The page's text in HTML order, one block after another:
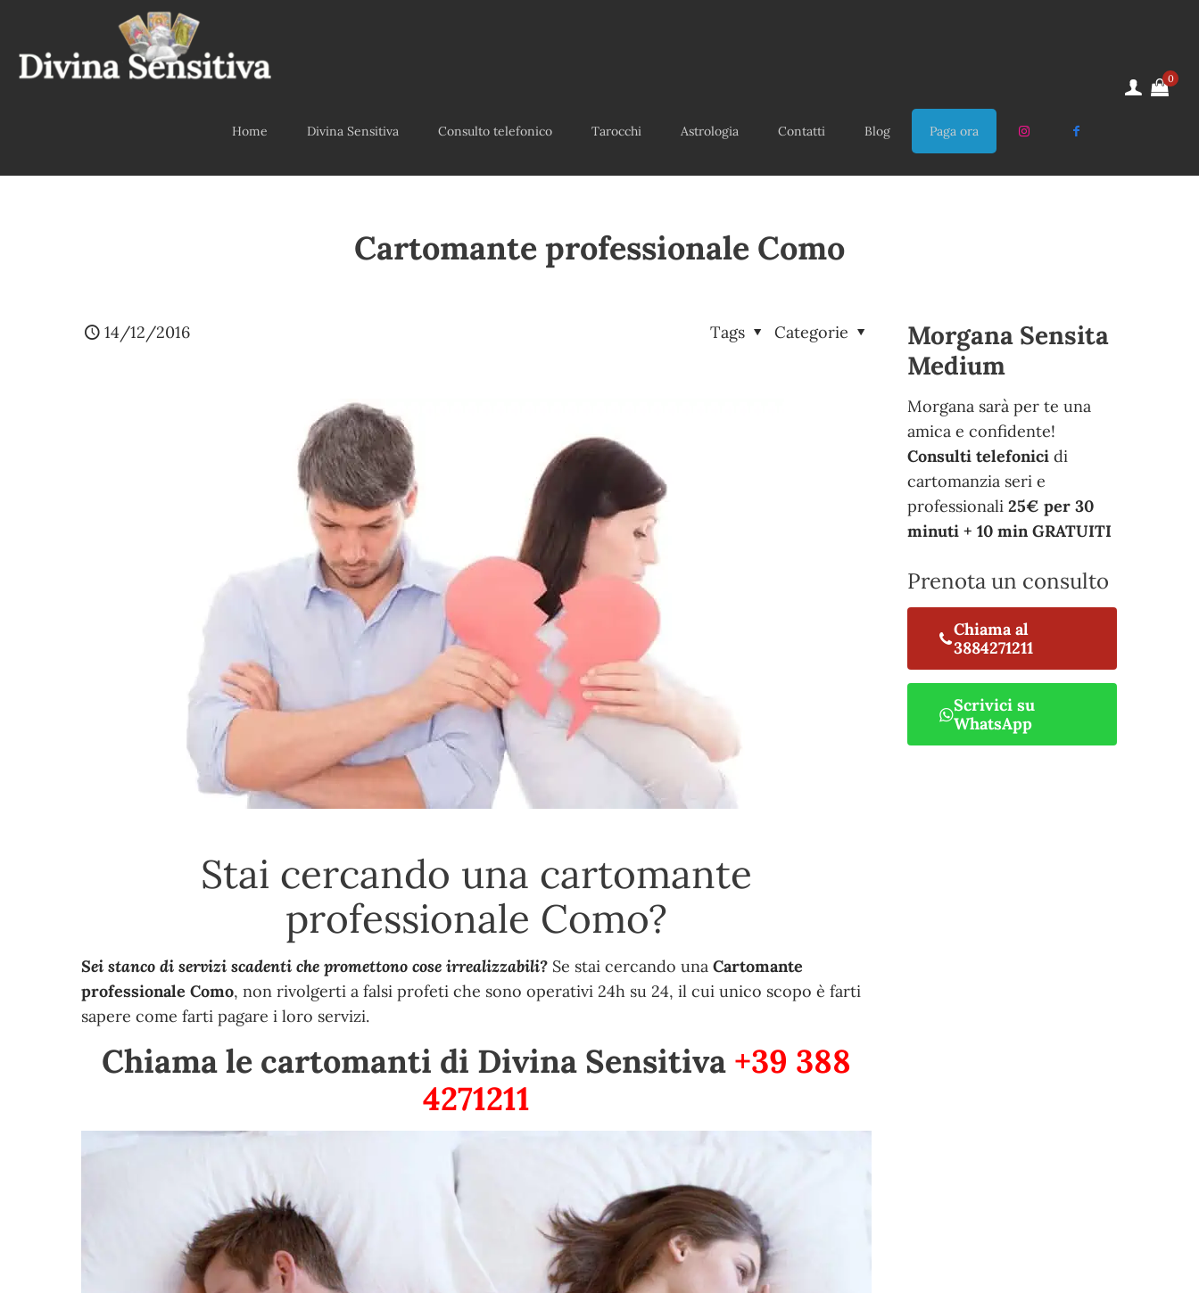
Home Divina Sensitiva Consulto telefonico Tarocchi Astrologia Contatti Blog Paga ora
0
Cartomante professionale Como
14/12/2016 Categorie
Tags
Stai cercando una cartomante
professionale Como?
Sei stanco di servizi scadenti che promettono cose irrealizzabili? Se stai cercando unaCartomante
professionale Como, non rivolgerti a falsi profeti che sono operativi 24h su 24, il cui unico scopo è farti
sapere come farti pagare i loro servizi.
Chiama le cartomanti di Divina Sensitiva +39 388
4271211
Morgana Sensita
Medium
Morgana sarà per te una
amica e confidente!
Consulti telefonici di
cartomanzia seri e
professionali 25€ per 30
minuti + 10 min GRATUITI
Prenota un consulto
Chiama al
3884271211
Scrivici su
WhatsApp